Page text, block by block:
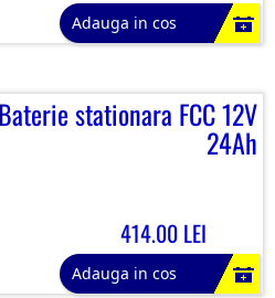
Adauga in cos
Baterie stationara FCC 12V
24Ah
414.00 LEI
Adauga in cos